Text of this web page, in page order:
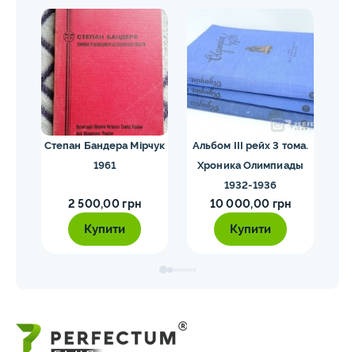
Степан Бандера Мірчук
1961
2 500,00 грн
Купити
Альбом III рейх 3 тома.
Хроника Олимпиады
1932-1936
10 000,00 грн
Купити